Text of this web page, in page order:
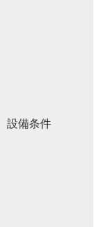
設備条件